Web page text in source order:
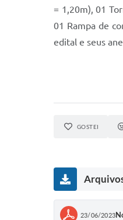
= 1,20m), 01
01 Rampa de
edital e seus
GOSTEI
23/06/2023